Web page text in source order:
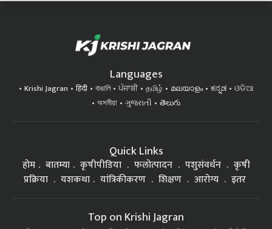
Languages
Krishi Jagran हिंदी বাঙালি ਪੰਜਾਬੀ தமிழ் മലയാളം ಕನ್ನಡ
ଓଡିଆ
অসমীয়া
ગુજરાતી తెలుగు
Quick Links
होम बातम्या कृषीपीडिया फलोत्पादन पशुसंवर्धन
कृषी
प्रक्रिया
यशकथा यांत्रिकीकरण शिक्षण आरोग्य इतर
Top on Krishi Jagran